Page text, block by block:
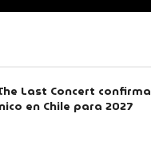
Last Concert confirma
en Chile para 2027